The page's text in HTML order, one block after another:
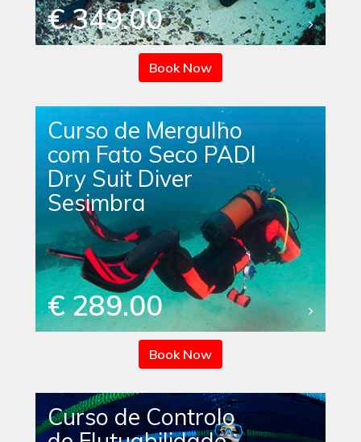
€ 349.00
Book Now
Curso de Mergulho
com Fato Seco PADI
Dry Suit Diver
Sesimbra
€ 289.00
Book Now
Curso de Controlo